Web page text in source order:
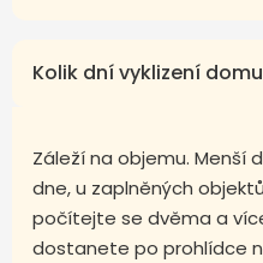
Kolik dní vyklizení
Záleží na objemu. Menší
dne, u zaplněných
počítejte se dvěma a
dostanete po prohlídce